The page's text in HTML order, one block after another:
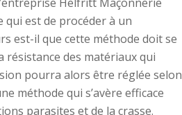
qui est de procéder à un
est-il que cette méthode doit se
résistance des matériaux qui
pourra alors être réglée selon
méthode qui s’avère efficace
parasites et de la crasse.